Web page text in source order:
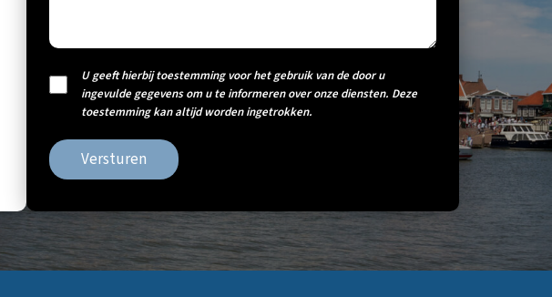
U geeft hierbij toestemming voor het gebruik van de door u
ingevulde gegevens om u te informeren over onze diensten. Deze
toestemming kan altijd worden ingetrokken.
Versturen